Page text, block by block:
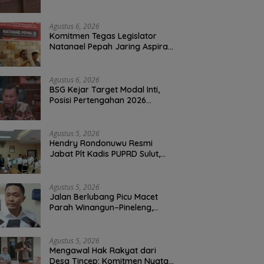
Agustus 6, 2026
Komitmen Tegas Legislator
Natanael Pepah Jaring Aspirasi
Infrastruktur
Agustus 6, 2026
BSG Kejar Target Modal Inti,
Posisi Pertengahan 2026
Agustus 5, 2026
Hendry Rondonuwu Resmi
Jabat Plt Kadis PUPRD Sulut,
Layanan Publik
Agustus 5, 2026
Jalan Berlubang Picu Macet
Parah Winangun–Pineleng,
Malam Ini
Agustus 5, 2026
Mengawal Hak Rakyat dari
Desa Tincep: Komitmen Nyata